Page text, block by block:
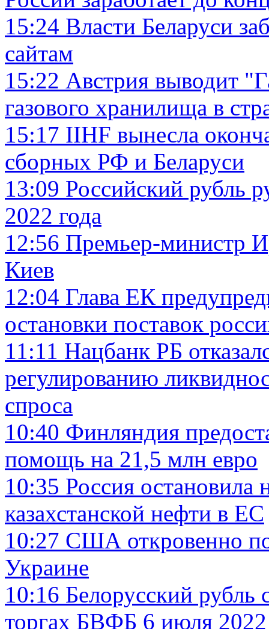
15:24 Власти Беларуси
сайтам
15:22 Австрия выводит
газового хранилища в
15:17 IIHF вынесла
сборных РФ и Беларуси
13:09 Российский рубль
2022 года
12:56 Премьер-министр
Киев
12:04 Глава ЕК
остановки поставок
11:11 Нацбанк РБ
регулированию
спроса
10:40 Финляндия
помощь на 21,5 млн евро
10:35 Россия остановила
казахстанской нефти в ЕС
10:27 США откровенно
Украине
10:16 Белорусский рубль
торгах БВФБ 6 июля 2022